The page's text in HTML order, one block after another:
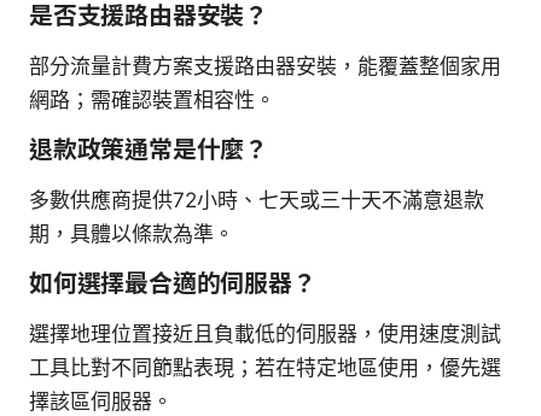
是否支援路由器安裝？
部分流量計費方案支援路由器安裝，能覆蓋整個家用
網路；需確認裝置相容性。
退款政策通常是什麼？
多數供應商提供72小時、七天或三十天不滿意退款
期，具體以條款為準。
如何選擇最合適的伺服器？
選擇地理位置接近且負載低的伺服器，使用速度測試
工具比對不同節點表現；若在特定地區使用，優先選
擇該區伺服器。